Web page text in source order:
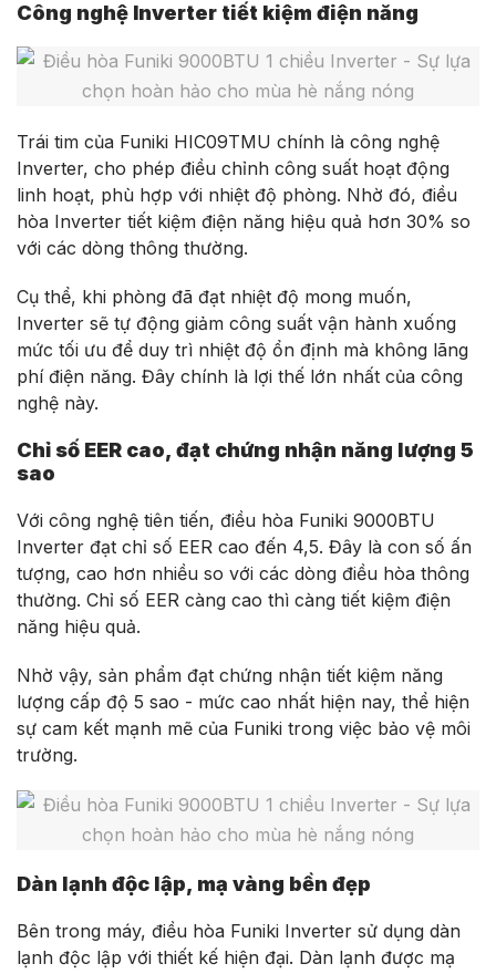
Công nghệ Inverter tiết kiệm điện năng
Trái tim của Funiki HIC09TMU chính là công nghệ
Inverter, cho phép điều chỉnh công suất hoạt động
linh hoạt, phù hợp với nhiệt độ phòng. Nhờ đó, điều
hòa Inverter tiết kiệm điện năng hiệu quả hơn 30% so
với các dòng thông thường.
Cụ thể, khi phòng đã đạt nhiệt độ mong muốn,
Inverter sẽ tự động giảm công suất vận hành xuống
mức tối ưu để duy trì nhiệt độ ổn định mà không lãng
phí điện năng. Đây chính là lợi thế lớn nhất của công
nghệ này.
Chỉ số EER cao, đạt chứng nhận năng lượng 5
sao
Với công nghệ tiên tiến, điều hòa Funiki 9000BTU
Inverter đạt chỉ số EER cao đến 4,5. Đây là con số ấn
tượng, cao hơn nhiều so với các dòng điều hòa thông
thường. Chỉ số EER càng cao thì càng tiết kiệm điện
năng hiệu quả.
Nhờ vậy, sản phẩm đạt chứng nhận tiết kiệm năng
lượng cấp độ 5 sao - mức cao nhất hiện nay, thể hiện
sự cam kết mạnh mẽ của Funiki trong việc bảo vệ môi
trường.
Dàn lạnh độc lập, mạ vàng bền đẹp
Bên trong máy, điều hòa Funiki Inverter sử dụng dàn
lạnh độc lập với thiết kế hiện đại. Dàn lạnh được mạ